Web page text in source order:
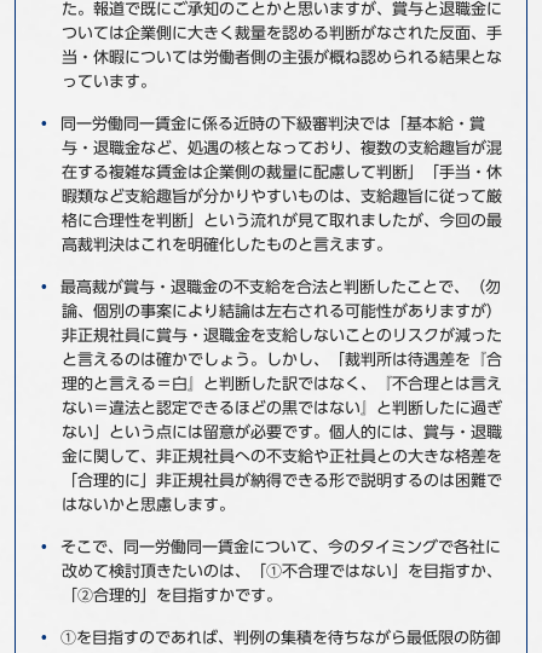
BBSグループネットワーク サステナビリティ 企業情報
株主・投資家情報 採用情報
セミナ−
お問い合わせ
た。報道で既にご承知のことかと思いますが、賞与と退職金に
ついては企業側に大きく裁量を認める判断がなされた反面、手
当・休暇については労働者側の主張が概ね認められる結果とな
っています。
同一労働同一賃金に係る近時の下級審判決では「基本給・賞
与・退職金など、処遇の核となっており、複数の支給趣旨が混
在する複雑な賃金は企業側の裁量に配慮して判断」「手当・休
暇類など支給趣旨が分かりやすいものは、支給趣旨に従って厳
格に合理性を判断」という流れが見て取れましたが、今回の最
高裁判決はこれを明確化したものと言えます。
最高裁が賞与・退職金の不支給を合法と判断したことで、（勿
論、個別の事案により結論は左右される可能性がありますが）
非正規社員に賞与・退職金を支給しないことのリスクが減った
と言えるのは確かでしょう。しかし、「裁判所は待遇差を『合
理的と言える＝白』と判断した訳ではなく、『不合理とは言え
ない＝違法と認定できるほどの黒ではない』と判断したに過ぎ
ない」という点には留意が必要です。個人的には、賞与・退職
金に関して、非正規社員への不支給や正社員との大きな格差を
「合理的に」非正規社員が納得できる形で説明するのは困難で
はないかと思慮します。
そこで、同一労働同一賃金について、今のタイミングで各社に
改めて検討頂きたいのは、「①不合理ではない」を目指すか、
「②合理的」を目指すかです。
①を目指すのであれば、判例の集積を待ちながら最低限の防御